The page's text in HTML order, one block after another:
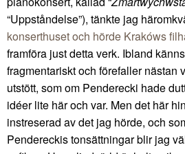
“Uppståndelse”), tänkte jag
konserthuset och hörde Krakóws
framföra just detta verk. Ibland
fragmentariskt och förefaller nästan
utstött, som om Penderecki hade
idéer lite här och var. Men det här
instreserad av det jag hörde, och
Pendereckis tonsättningar blir jag